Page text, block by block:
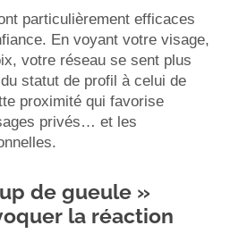
particulièrement efficaces
En voyant votre visage,
votre réseau se sent plus
statut de profil à celui de
proximité qui favorise
privés… et les
de gueule »
la réaction